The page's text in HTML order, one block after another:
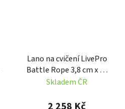
Lano na cvičení LivePro
Battle Rope 3,8 cm x 12
m - 10 kg
Skladem ČR